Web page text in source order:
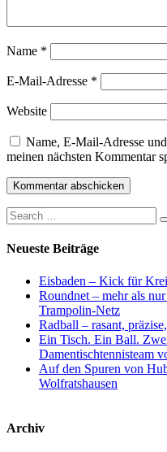
Name *
E-Mail-Adresse *
Website
Name, E-Mail-Adresse
meinen nächsten Kommentar
Search
Neueste Beiträge
Eisbaden – Kick für
Roundnet – mehr als
Trampolin-Netz
Radball – rasant,
Ein Tisch. Ein Ball.
Damentischtennisteam
Auf den Spuren von
Wolfratshausen
Archiv